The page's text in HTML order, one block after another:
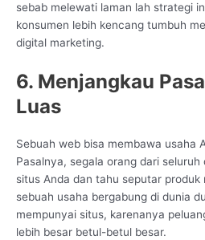
sebab melewati laman lah strategi
konsumen lebih kencang tumbuh
digital marketing.
6. Menjangkau
Luas
Sebuah web bisa membawa usaha
Pasalnya, segala orang dari
situs Anda dan tahu seputar produk
sebuah usaha bergabung di dunia
mempunyai situs, karenanya
lebih besar betul-betul besar.